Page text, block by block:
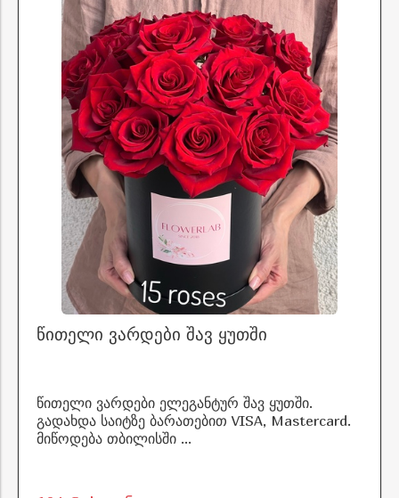
წითელი ვარდები შავ ყუთში
წითელი ვარდები ელეგანტურ შავ ყუთში.
გადახდა საიტზე ბარათებით VISA, Mastercard.
მიწოდება თბილისში ...